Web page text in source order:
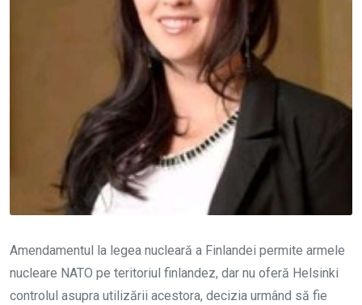
Amendamentul la legea nucleară a Finlandei permite armele
nucleare NATO pe teritoriul finlandez, dar nu oferă Helsinki
controlul asupra utilizării acestora, decizia urmând să fie